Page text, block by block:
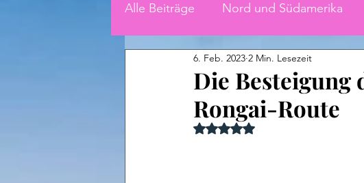
Alle Beiträge Nord und Südamerika
Die Besteigung
Rongai-Route
6. Feb. 2023 2 Min. Lesezeit
Mit NaN von 5 Sternen bewertet.